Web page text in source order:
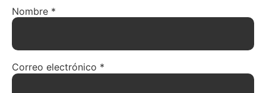
Nombre *
Correo electrónico *